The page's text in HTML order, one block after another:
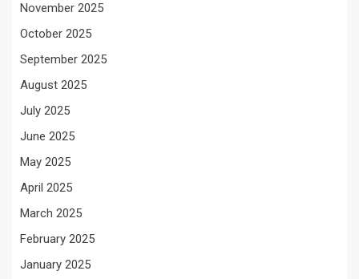
November 2025
October 2025
September 2025
August 2025
July 2025
June 2025
May 2025
April 2025
March 2025
February 2025
January 2025